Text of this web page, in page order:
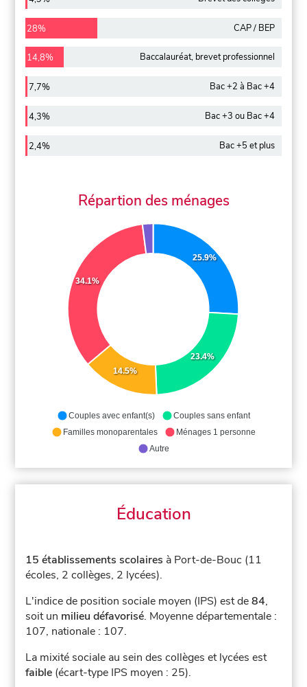
28% CAP / BEP
14,8% Baccalauréat, brevet professionnel
7,7% Bac +2 à Bac +4
4,3% Bac +3 ou Bac +4
2,4% Bac +5 et plus
Répartion des ménages
25.9%
23.4%
14.5%
34.1%
Couples avec enfant(s)
Couples sans enfant
Familles monoparentales
Ménages 1 personne
Autre
Éducation
15 établissements scolaires à Port-de-Bouc (11
écoles, 2 collèges, 2 lycées).
L'indice de position sociale moyen (IPS) est de84,
soit un milieu défavorisé. Moyenne départementale :
107, nationale : 107.
La mixité sociale au sein des collèges et lycées est
faible (écart-type IPS moyen : 25).